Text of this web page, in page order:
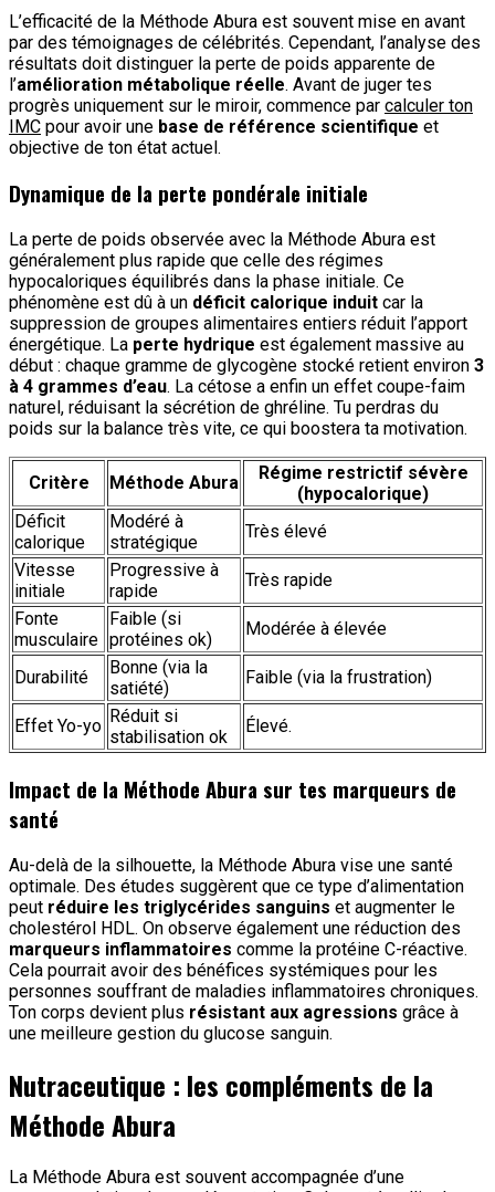
L’efficacité de la Méthode Abura est souvent mise en avant
par des témoignages de célébrités. Cependant, l’analyse des
résultats doit distinguer la perte de poids apparente de
l’amélioration métabolique réelle. Avant de juger tes
progrès uniquement sur le miroir, commence par calculer ton
IMC pour avoir une base de référence scientifique et
objective de ton état actuel.
Dynamique de la perte pondérale initiale
La perte de poids observée avec la Méthode Abura est
généralement plus rapide que celle des régimes
hypocaloriques équilibrés dans la phase initiale. Ce
phénomène est dû à un déficit calorique induit car la
suppression de groupes alimentaires entiers réduit l’apport
énergétique. La perte hydrique est également massive au
début : chaque gramme de glycogène stocké retient environ 3
à 4 grammes d’eau. La cétose a enfin un effet coupe-faim
naturel, réduisant la sécrétion de ghréline. Tu perdras du
poids sur la balance très vite, ce qui boostera ta motivation.
Critère Méthode Abura
Régime restrictif sévère
(hypocalorique)
Déficit
calorique
Modéré à
stratégique
Très élevé
Vitesse
initiale
Progressive à
rapide
Très rapide
Fonte
musculaire
Faible (si
protéines ok)
Modérée à élevée
Durabilité
Bonne (via la
satiété)
Faible (via la frustration)
Effet Yo-yo Réduit si
stabilisation ok
Élevé.
Impact de la Méthode Abura sur tes marqueurs de
santé
Au-delà de la silhouette, la Méthode Abura vise une santé
optimale. Des études suggèrent que ce type d’alimentation
peut réduire les triglycérides sanguins et augmenter le
cholestérol HDL. On observe également une réduction des
marqueurs inflammatoires comme la protéine C-réactive.
Cela pourrait avoir des bénéfices systémiques pour les
personnes souffrant de maladies inflammatoires chroniques.
Ton corps devient plus résistant aux agressions grâce à
une meilleure gestion du glucose sanguin.
Nutraceutique : les compléments de la
Méthode Abura
La Méthode Abura est souvent accompagnée d’une